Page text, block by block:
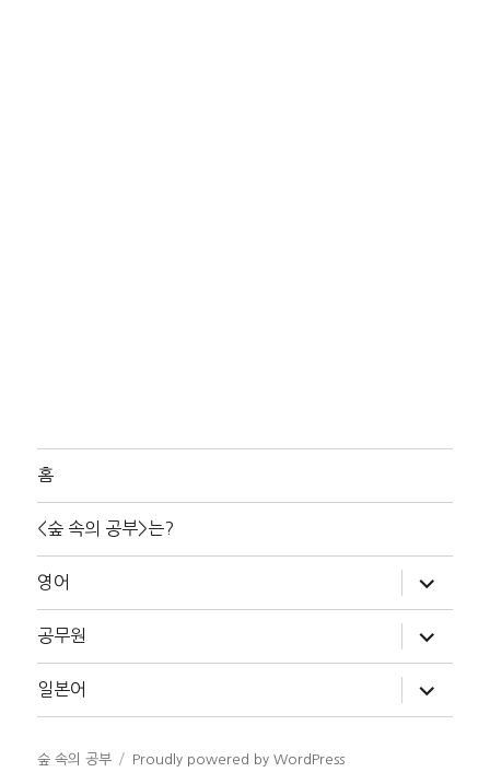
홈
<숲 속의 공부>는?
영어
위
메
확
장
공무원
위
메
확
장
일본어
위
메
숲 속의 공부 Proudly powered by WordPress